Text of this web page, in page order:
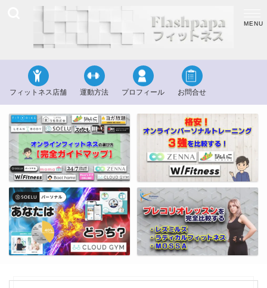
フィットネス店舗 運動方法 プロフィール お問合せ